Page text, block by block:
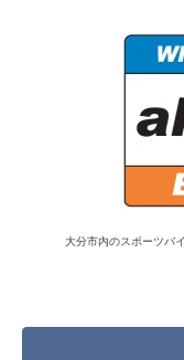
大分市内のスポーツバ